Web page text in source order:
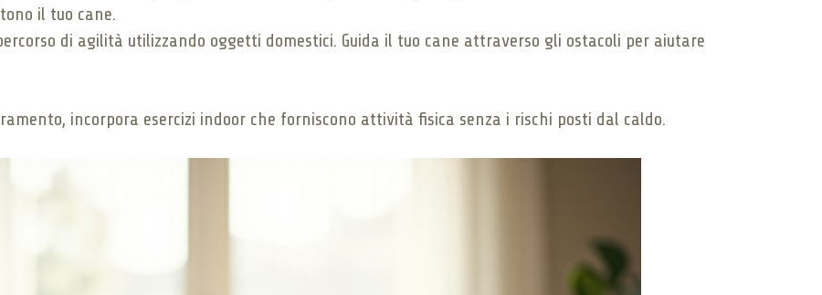
il tuo cane.
di agilità utilizzando oggetti domestici. Guida il tuo cane attraverso gli ostacoli per aiutare
incorpora esercizi indoor che forniscono attività fisica senza i rischi posti dal caldo.